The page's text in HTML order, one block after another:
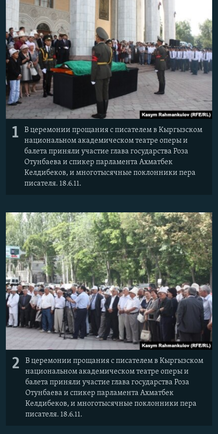
1
В церемонии прощания с писателем в Кыргызском
национальном академическом театре оперы и
балета приняли участие глава государства Роза
Отунбаева и спикер парламента Ахматбек
Келдибеков, и многотысячные поклонники пера
писателя. 18.6.11.
2
В церемонии прощания с писателем в Кыргызском
национальном академическом театре оперы и
балета приняли участие глава государства Роза
Отунбаева и спикер парламента Ахматбек
Келдибеков, и многотысячные поклонники пера
писателя. 18.6.11.